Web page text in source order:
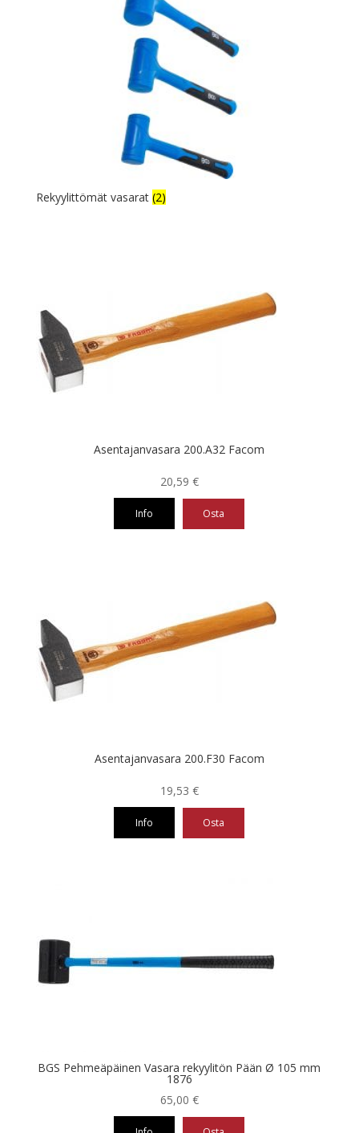
Rekyylittömät vasarat (2)
Asentajanvasara 200.A32 Facom
20,59 €
Info Osta
Asentajanvasara 200.F30 Facom
19,53 €
Info Osta
BGS Pehmeäpäinen Vasara rekyylitön Pään Ø 105 mm
1876
65,00 €